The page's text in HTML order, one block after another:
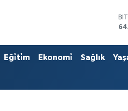
Eği̇ti̇m Ekonomi̇ Sağlık